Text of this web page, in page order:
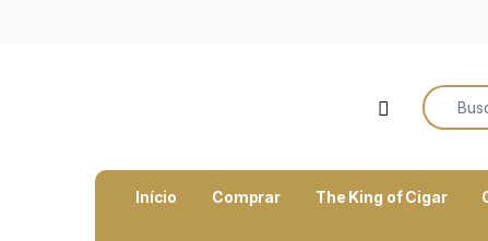
Open
Search
Início Comprar The King of Cigar